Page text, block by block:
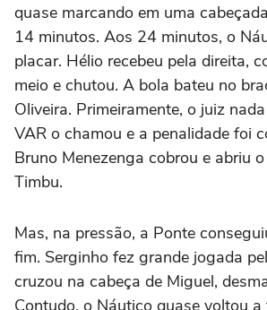
quase marcando em uma
14 minutos. Aos 24 minutos, o
placar. Hélio recebeu pela direita,
meio e chutou. A bola bateu no
Oliveira. Primeiramente, o juiz
VAR o chamou e a penalidade foi
Bruno Menezenga cobrou e abriu
Timbu.
Mas, na pressão, a Ponte
fim. Serginho fez grande jogada
cruzou na cabeça de Miguel,
Contudo, o Náutico quase voltou